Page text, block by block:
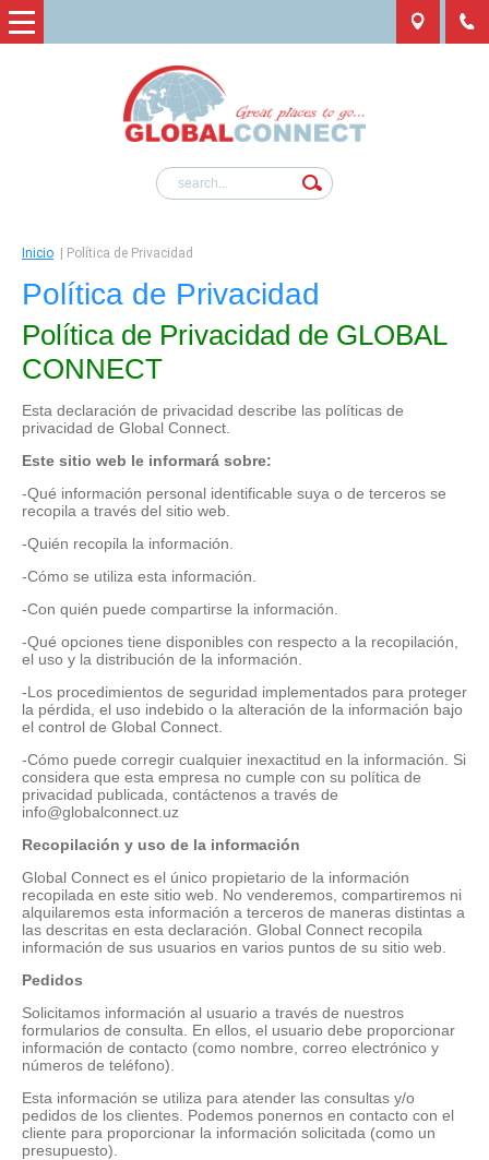
Inicio Política de Privacidad
Política de Privacidad
Política de Privacidad de GLOBAL
CONNECT
Esta declaración de privacidad describe las políticas de
privacidad de Global Connect.
Este sitio web le informará sobre:
-Qué información personal identificable suya o de terceros se
recopila a través del sitio web.
-Quién recopila la información.
-Cómo se utiliza esta información.
-Con quién puede compartirse la información.
-Qué opciones tiene disponibles con respecto a la recopilación,
el uso y la distribución de la información.
-Los procedimientos de seguridad implementados para proteger
la pérdida, el uso indebido o la alteración de la información bajo
el control de Global Connect.
-Cómo puede corregir cualquier inexactitud en la información. Si
considera que esta empresa no cumple con su política de
privacidad publicada, contáctenos a través de
info@globalconnect.uz
Recopilación y uso de la información
Global Connect es el único propietario de la información
recopilada en este sitio web. No venderemos, compartiremos ni
alquilaremos esta información a terceros de maneras distintas a
las descritas en esta declaración. Global Connect recopila
información de sus usuarios en varios puntos de su sitio web.
Pedidos
Solicitamos información al usuario a través de nuestros
formularios de consulta. En ellos, el usuario debe proporcionar
información de contacto (como nombre, correo electrónico y
números de teléfono).
Esta información se utiliza para atender las consultas y/o
pedidos de los clientes. Podemos ponernos en contacto con el
cliente para proporcionar la información solicitada (como un
presupuesto).